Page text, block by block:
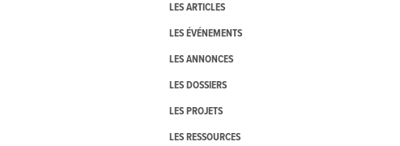
LES ARTICLES
LES ÉVÉNEMENTS
LES ANNONCES
LES DOSSIERS
LES PROJETS
LES RESSOURCES